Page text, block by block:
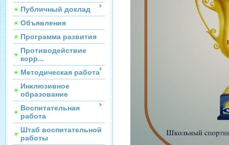
Публичный доклад
Объявления
Программа развития
Противодействие
корр...
Методическая работа
Инклюзивное
образование
Воспитательная
работа
Штаб воспитательной
работы